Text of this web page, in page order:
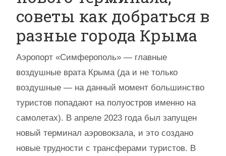
советы как добраться в
разные города Крыма
Аэропорт «Симферополь» — главные
воздушные врата Крыма (да и не только
воздушные — на данный момент большинство
туристов попадают на полуостров именно на
самолетах). В апреле 2023 года был запущен
новый терминал аэровокзала, и это создано
новые трудности с трансферами туристов. В